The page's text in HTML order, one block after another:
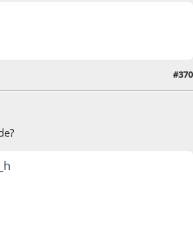
: 28 de October de 2014, as 14:22:15#370